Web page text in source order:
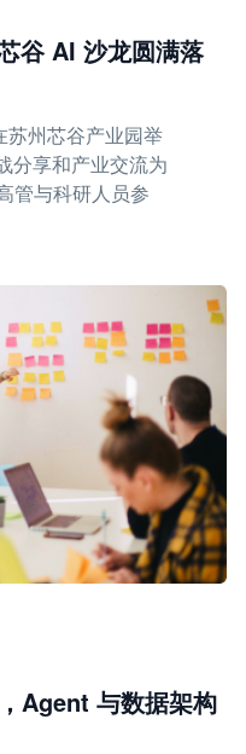
谷 AI 沙龙圆满落
苏州芯谷产业园举
分享和产业交流为
管与科研人员参
Agent 与数据架构